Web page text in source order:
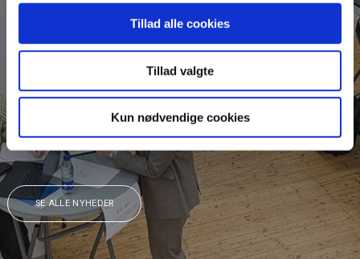
Tillad alle cookies
Tillad valgte
Kun nødvendige cookies
uddannelse til næste
niveau
På Tradiums uddannelser dyrkes talentet
LÆS MERE
SE ALLE NYHEDER